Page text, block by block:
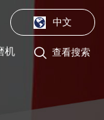
机  查看搜索
中文